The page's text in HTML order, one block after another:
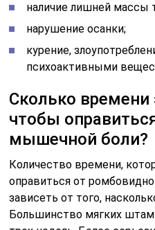
наличие лишней массы
нарушение осанки;
курение,
психоактивными
Сколько времени
чтобы
мышечной боли?
Количество времени,
оправиться от
зависеть от того,
Большинство мягких